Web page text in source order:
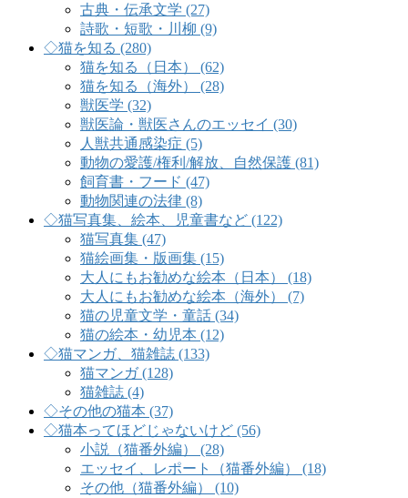
古典・伝承文学 (27)
詩歌・短歌・川柳 (9)
◇猫を知る (280)
猫を知る（日本） (62)
猫を知る（海外） (28)
獣医学 (32)
獣医論・獣医さんのエッセイ (30)
人獣共通感染症 (5)
動物の愛護/権利/解放、自然保護 (81)
飼育書・フード (47)
動物関連の法律 (8)
◇猫写真集、絵本、児童書など (122)
猫写真集 (47)
猫絵画集・版画集 (15)
大人にもお勧めな絵本（日本） (18)
大人にもお勧めな絵本（海外） (7)
猫の児童文学・童話 (34)
猫の絵本・幼児本 (12)
◇猫マンガ、猫雑誌 (133)
猫マンガ (128)
猫雑誌 (4)
◇その他の猫本 (37)
◇猫本ってほどじゃないけど (56)
小説（猫番外編） (28)
エッセイ、レポート（猫番外編） (18)
その他（猫番外編） (10)